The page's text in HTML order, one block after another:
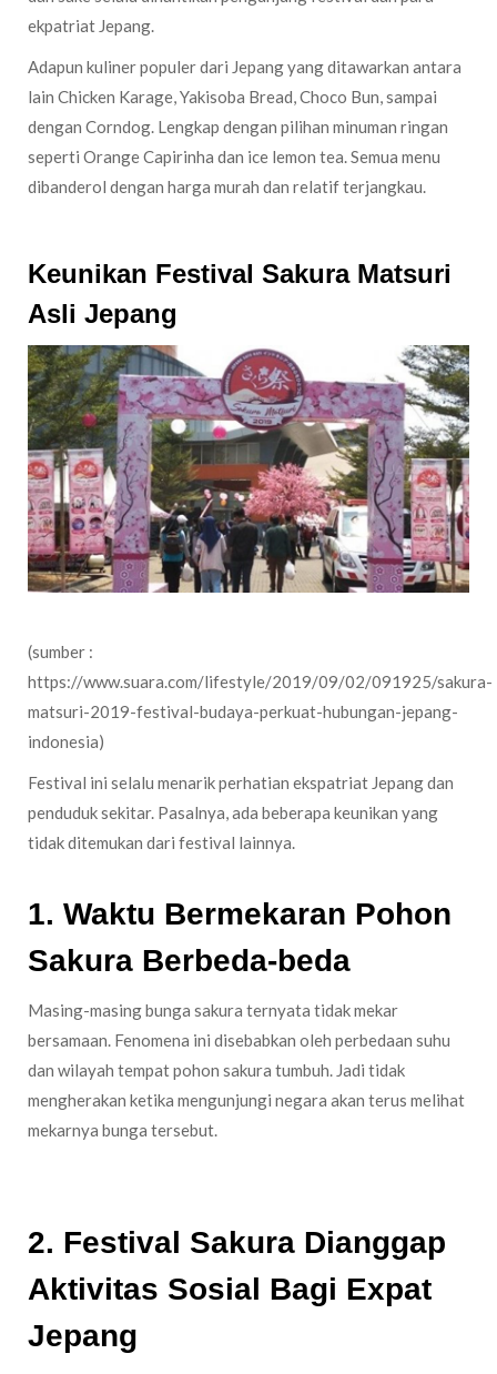
ekpatriat Jepang.
Adapun kuliner populer dari Jepang yang ditawarkan antara
lain Chicken Karage, Yakisoba Bread, Choco Bun, sampai
dengan Corndog. Lengkap dengan pilihan minuman ringan
seperti Orange Capirinha dan ice lemon tea. Semua menu
dibanderol dengan harga murah dan relatif terjangkau.
Keunikan Festival Sakura Matsuri
Asli Jepang
(sumber :
https://www.suara.com/lifestyle/2019/09/02/091925/sakura-
matsuri-2019-festival-budaya-perkuat-hubungan-jepang-
indonesia)
Festival ini selalu menarik perhatian ekspatriat Jepang dan
penduduk sekitar. Pasalnya, ada beberapa keunikan yang
tidak ditemukan dari festival lainnya.
1. Waktu Bermekaran Pohon
Sakura Berbeda-beda
Masing-masing bunga sakura ternyata tidak mekar
bersamaan. Fenomena ini disebabkan oleh perbedaan suhu
dan wilayah tempat pohon sakura tumbuh. Jadi tidak
mengherakan ketika mengunjungi negara akan terus melihat
mekarnya bunga tersebut.
2. Festival Sakura Dianggap
Aktivitas Sosial Bagi Expat
Jepang